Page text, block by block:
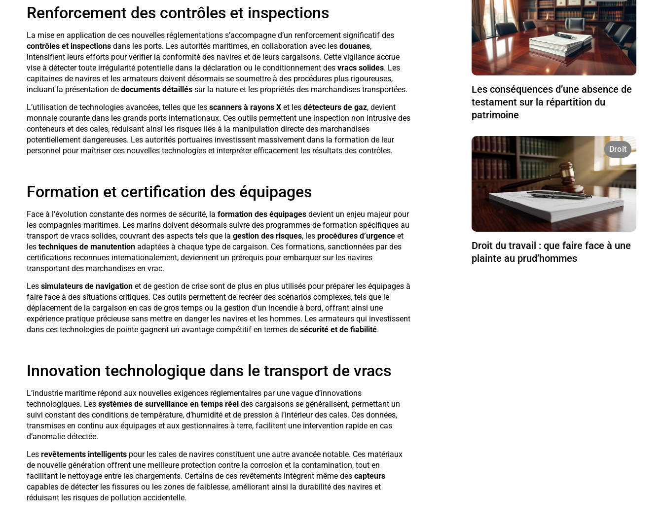
Renforcement des contrôles et inspections
La mise en application de ces nouvelles réglementations s’accompagne d’un renforcement significatif des
contrôles et inspectionsdans les ports. Les autorités maritimes, en collaboration avec les douanes,
intensifient leurs efforts pour vérifier la conformité des navires et de leurs cargaisons. Cette vigilance accrue
vise à détecter toute irrégularité potentielle dans la déclaration ou le conditionnement des vracs solides. Les
capitaines de navires et les armateurs doivent désormais se soumettre à des procédures plus rigoureuses,
incluant la présentation de documents détailléssur la nature et les propriétés des marchandises transportées.
L’utilisation de technologies avancées, telles que les scanners à rayons Xet les détecteurs de gaz, devient
monnaie courante dans les grands ports internationaux. Ces outils permettent une inspection non intrusive des
conteneurs et des cales, réduisant ainsi les risques liés à la manipulation directe des marchandises
potentiellement dangereuses. Les autorités portuaires investissent massivement dans la formation de leur
personnel pour maîtriser ces nouvelles technologies et interpréter efficacement les résultats des contrôles.
Formation et certification des équipages
Face à l’évolution constante des normes de sécurité, la formation des équipagesdevient un enjeu majeur pour
les compagnies maritimes. Les marins doivent désormais suivre des programmes de formation spécifiques au
transport de vracs solides, couvrant des aspects tels que la gestion des risques, les procédures d’urgenceet
les techniques de manutentionadaptées à chaque type de cargaison. Ces formations, sanctionnées par des
certifications reconnues internationalement, deviennent un prérequis pour embarquer sur les navires
transportant des marchandises en vrac.
Les simulateurs de navigationet de gestion de crise sont de plus en plus utilisés pour préparer les équipages à
faire face à des situations critiques. Ces outils permettent de recréer des scénarios complexes, tels que le
déplacement de la cargaison en cas de gros temps ou la gestion d’un incendie à bord, offrant ainsi une
expérience pratique précieuse sans mettre en danger les navires et les hommes. Les armateurs qui investissent
dans ces technologies de pointe gagnent un avantage compétitif en termes de sécurité et de fiabilité.
Innovation technologique dans le transport de vracs
L’industrie maritime répond aux nouvelles exigences réglementaires par une vague d’innovations
technologiques. Les systèmes de surveillance en temps réeldes cargaisons se généralisent, permettant un
suivi constant des conditions de température, d’humidité et de pression à l’intérieur des cales. Ces données,
transmises en continu aux équipages et aux gestionnaires à terre, facilitent une intervention rapide en cas
d’anomalie détectée.
Les revêtements intelligentspour les cales de navires constituent une autre avancée notable. Ces matériaux
de nouvelle génération offrent une meilleure protection contre la corrosion et la contamination, tout en
facilitant le nettoyage entre les chargements. Certains de ces revêtements intègrent même des capteurs
capables de détecter les fissures ou les zones de faiblesse, améliorant ainsi la durabilité des navires et
réduisant les risques de pollution accidentelle.
Les conséquences d’une absence de
testament sur la répartition du
patrimoine
Droit
Droit du travail : que faire face à une
plainte au prud’hommes